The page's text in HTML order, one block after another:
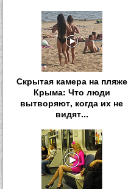
Скрытая камера на пляже
Крыма: Что люди
вытворяют, когда их не
видят...